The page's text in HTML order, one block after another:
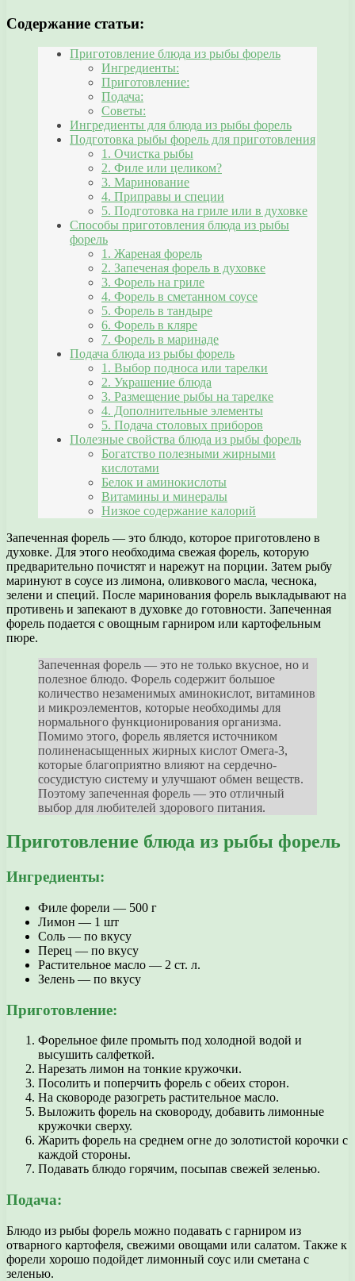
Содержание статьи:
Приготовление блюда из рыбы форель
Ингредиенты:
Приготовление:
Подача:
Советы:
Ингредиенты для блюда из рыбы форель
Подготовка рыбы форель для приготовления
1. Очистка рыбы
2. Филе или целиком?
3. Маринование
4. Приправы и специи
5. Подготовка на гриле или в духовке
Способы приготовления блюда из рыбы
форель
1. Жареная форель
2. Запеченая форель в духовке
3. Форель на гриле
4. Форель в сметанном соусе
5. Форель в тандыре
6. Форель в кляре
7. Форель в маринаде
Подача блюда из рыбы форель
1. Выбор подноса или тарелки
2. Украшение блюда
3. Размещение рыбы на тарелке
4. Дополнительные элементы
5. Подача столовых приборов
Полезные свойства блюда из рыбы форель
Богатство полезными жирными
кислотами
Белок и аминокислоты
Витамины и минералы
Низкое содержание калорий
Запеченная форель — это блюдо, которое приготовлено в
духовке. Для этого необходима свежая форель, которую
предварительно почистят и нарежут на порции. Затем рыбу
маринуют в соусе из лимона, оливкового масла, чеснока,
зелени и специй. После маринования форель выкладывают на
противень и запекают в духовке до готовности. Запеченная
форель подается с овощным гарниром или картофельным
пюре.
Запеченная форель — это не только вкусное, но и
полезное блюдо. Форель содержит большое
количество незаменимых аминокислот, витаминов
и микроэлементов, которые необходимы для
нормального функционирования организма.
Помимо этого, форель является источником
полиненасыщенных жирных кислот Омега-3,
которые благоприятно влияют на сердечно-
сосудистую систему и улучшают обмен веществ.
Поэтому запеченная форель — это отличный
выбор для любителей здорового питания.
Приготовление блюда из рыбы форель
Ингредиенты:
Филе форели — 500 г
Лимон — 1 шт
Соль — по вкусу
Перец — по вкусу
Растительное масло — 2 ст. л.
Зелень — по вкусу
Приготовление:
Форельное филе промыть под холодной водой и
высушить салфеткой.
Нарезать лимон на тонкие кружочки.
Посолить и поперчить форель с обеих сторон.
На сковороде разогреть растительное масло.
Выложить форель на сковороду, добавить лимонные
кружочки сверху.
Жарить форель на среднем огне до золотистой корочки с
каждой стороны.
Подавать блюдо горячим, посыпав свежей зеленью.
Подача:
Блюдо из рыбы форель можно подавать с гарниром из
отварного картофеля, свежими овощами или салатом. Также к
форели хорошо подойдет лимонный соус или сметана с
зеленью.